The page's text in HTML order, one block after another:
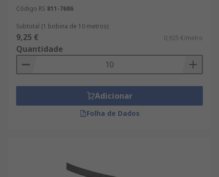
Código RS 811-7686
Subtotal (1 bobina de 10 metros)
9,25 € 0,925 €/metro
Quantidade
Adicionar
Folha de Dados